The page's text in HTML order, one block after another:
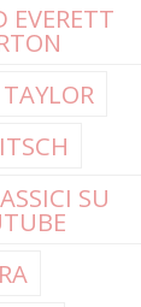
EVERETT
SU